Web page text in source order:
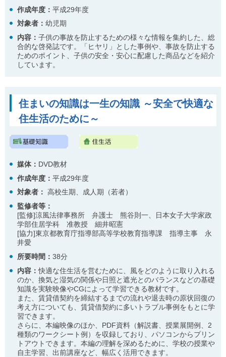
作成年度： 平成29年度
対象者： 幼児期
内容 ： 子供の事故を防止するための様々な情報を集約した、総
合的な啓発誌です。「ヒヤリ」とした事例や、事故を防止する
ためのポイント、子供の安全・安心に配慮した商品などを紹介
しています。
住まいの知識は一生の知識 ～安全で快適な
住生活のために～
媒体： DVD教材
作成年度： 平成29年度
対象者： 高校生期、成人期（若者）
監修者等：
[監修]涼風法律事務所 弁護士 熊谷則一、日本女子大学家政
学部住居学科 准教授 細井昭憲
[協力]東京都教育庁指導部高等学校教育指導課 指導主事 永
井愛
所要時間： 38分
内容：快適な住生活を営むために、風をどのように取り入れる
のか、換気と湿気の関係や日照と遮光とのバランスなどの基礎
知識を実験映像やCGによって学習できる教材です。
また、賃貸借契約を締結するまでの流れや退去時の原状回復の
考え方についても、賃貸借契約に多いトラブル事例をもとに学
習できます。
さらに、本編映像のほか、PDF資料（解説書、授業展開例、2
種類のワークシート例）を収録しており、パソコンからプリン
トアウトできます。本編の理解を深めるために、学校の授業や
自主学習、出前講座など、幅広く活用できます。